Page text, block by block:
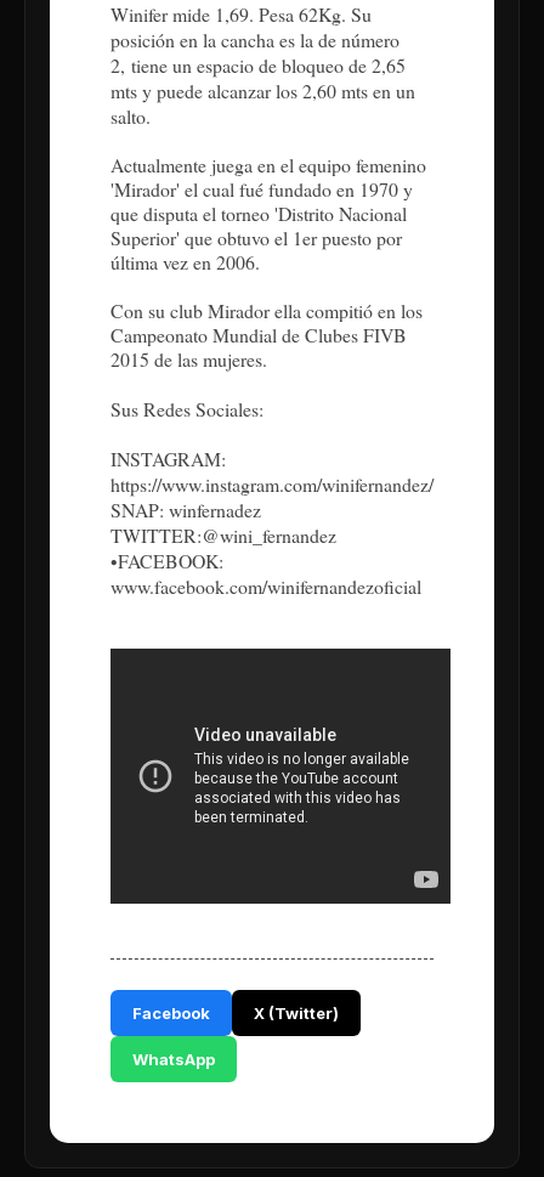
Winifer mide 1,69. Pesa 62Kg. Su
posición en la cancha es la de número
2, tiene un espacio de bloqueo de 2,65
mts y puede alcanzar los 2,60 mts en un
salto.
Actualmente juega en el equipo femenino
'Mirador' el cual fué fundado en 1970 y
que disputa el torneo 'Distrito Nacional
Superior' que obtuvo el 1er puesto por
última vez en 2006.
Con su club Mirador ella compitió en los
Campeonato Mundial de Clubes FIVB
2015 de las mujeres.
Sus Redes Sociales:
INSTAGRAM:
https://www.instagram.com/winifernandez/
SNAP: winfernadez
TWITTER:@wini_fernandez
•FACEBOOK:
www.facebook.com/winifernandezoficial
Facebook X (Twitter)
WhatsApp